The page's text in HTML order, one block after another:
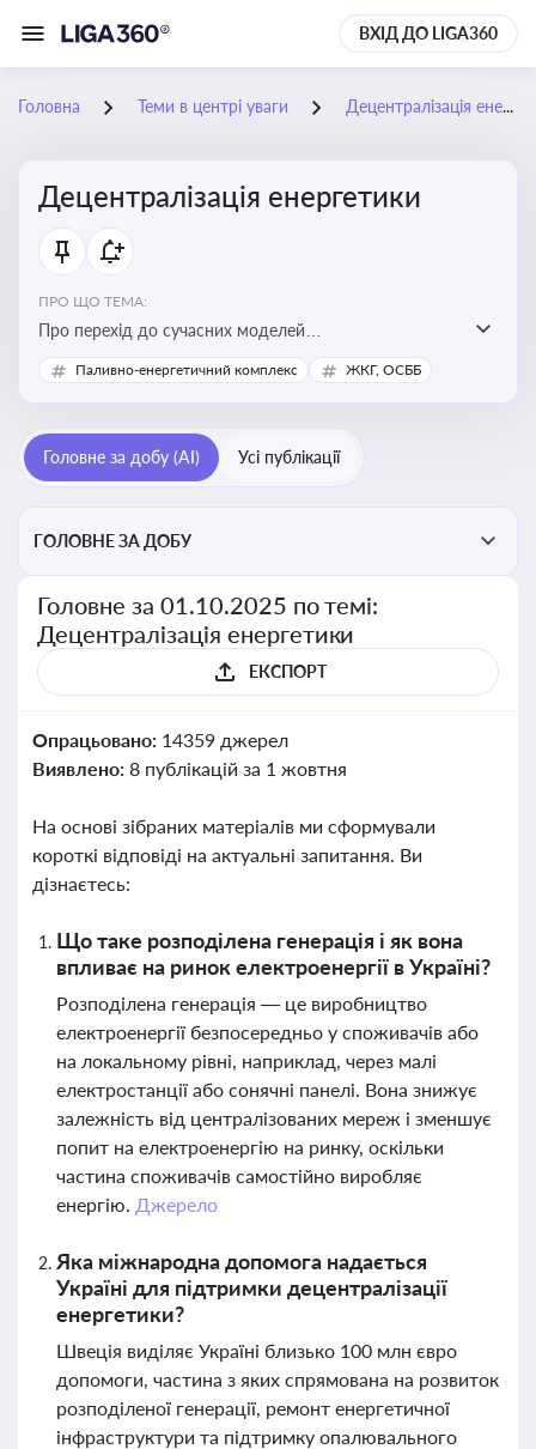
ВХІД ДО LIGA360
Головна Теми в центрі уваги Децентралізація енергетики
Децентралізація енергетики
ПРО ЩО ТЕМА:
Про перехід до сучасних моделей
енергозабезпечення, де виробництво електроенергії
здійснюється ближче до споживача. Це важливо для
втрат при транспортуванні енергії та стимулювання
розвитку відновлюваних джерел
Паливно-енергетичний комплекс ЖКГ, ОСББ
Головне за добу (AI) Усі публікації
ГОЛОВНЕ ЗА ДОБУ
Головне за 01.10.2025 по темі:
Децентралізація енергетики
ЕКСПОРТ
Опрацьовано: 14359 джерел
Виявлено: 8 публікацій за 1 жовтня
На основі зібраних матеріалів ми сформували
короткі відповіді на актуальні запитання. Ви
дізнаєтесь:
Що таке розподілена генерація і як вона
впливає на ринок електроенергії в Україні?
Розподілена генерація — це виробництво
електроенергії безпосередньо у споживачів або
на локальному рівні, наприклад, через малі
електростанції або сонячні панелі. Вона знижує
залежність від централізованих мереж і зменшує
попит на електроенергію на ринку, оскільки
частина споживачів самостійно виробляє
енергію. Джерело
Яка міжнародна допомога надається
Україні для підтримки децентралізації
енергетики?
Швеція виділяє Україні близько 100 млн євро
допомоги, частина з яких спрямована на розвиток
розподіленої генерації, ремонт енергетичної
інфраструктури та підтримку опалювального